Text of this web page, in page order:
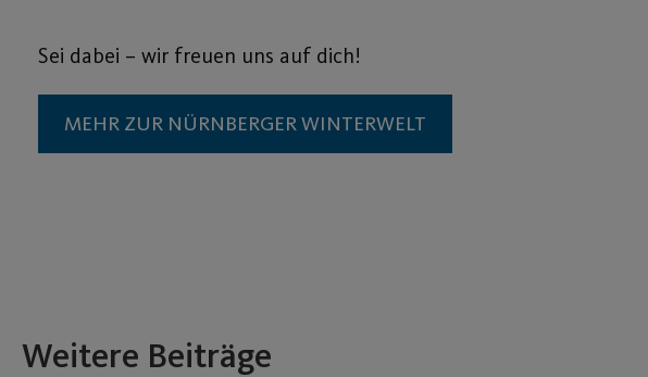
Sei dabei – wir freuen uns auf dich!
MEHR ZUR NÜRNBERGER WINTERWELT
Weitere Beiträge